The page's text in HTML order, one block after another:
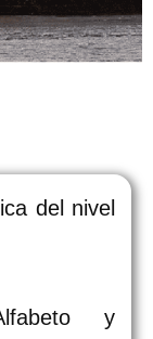
del nivel
y